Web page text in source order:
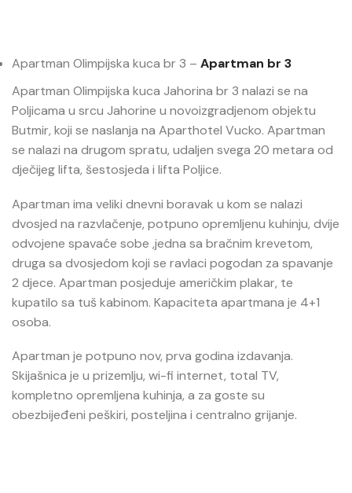
Apartman Olimpijska kuca br 3 – Apartman br 3
Apartman Olimpijska kuca Jahorina br 3 nalazi se na
Poljicama u srcu Jahorine u novoizgradjenom objektu
Butmir, koji se naslanja na Aparthotel Vucko. Apartman
se nalazi na drugom spratu, udaljen svega 20 metara od
dječijeg lifta, šestosjeda i lifta Poljice.
Apartman ima veliki dnevni boravak u kom se nalazi
dvosjed na razvlačenje, potpuno opremljenu kuhinju, dvije
odvojene spavaće sobe ,jedna sa bračnim krevetom,
druga sa dvosjedom koji se ravlaci pogodan za spavanje
2 djece. Apartman posjeduje američkim plakar, te
kupatilo sa tuš kabinom. Kapaciteta apartmana je 4+1
osoba.
Apartman je potpuno nov, prva godina izdavanja.
Skijašnica je u prizemlju, wi-fi internet, total TV,
kompletno opremljena kuhinja, a za goste su
obezbijeđeni peškiri, posteljina i centralno grijanje.